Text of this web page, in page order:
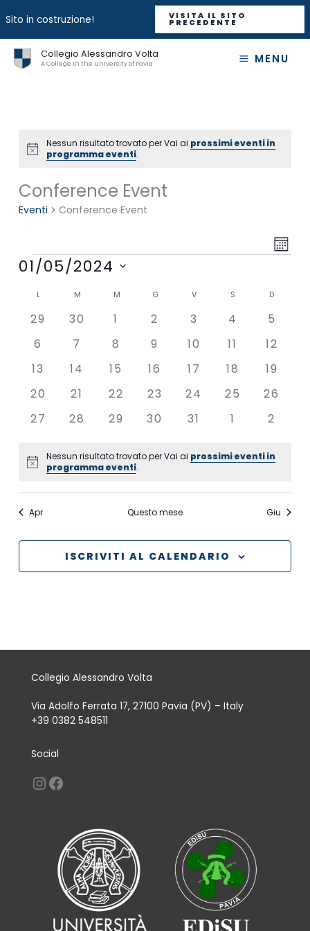
Sito in costruzione! VISITA IL SITO
PRECEDENTE
Collegio Alessandro Volta
A College in the University of Pavia MENU
Notice
Nessun risultato trovato per Vai ai prossimi eventi in
programma eventi.
Conference Event
Eventi Conference Event
Viste
Viste
MESE
Eventi
01/05/2024
data.
Calendario
Eventi
LLUNEDÌ M M MERCOLEDÌ
GGIOVEDÌ VVENERDÌ S D
0
29
0
30
01
0
2
0
3
0
4
0
5
0
6
0
7
0
8
0
9
0
10
0
11
0
12
0
13
0
14
0
15
0
16
0
17
0
18
0
19
0
20
0
21
0
22
0
23
0
24
0
25
0
26
0
27
0
28
0
29
0
30
0
31
01
0
2
Notice
Nessun risultato trovato per Vai ai prossimi eventi in
programma eventi.
Apr Questo mese Giu
ISCRIVITI AL CALENDARIO
Collegio Alessandro Volta
Via Adolfo Ferrata 17, 27100 Pavia (PV) – Italy
+39 0382 548511
Social
Instagram
Facebook